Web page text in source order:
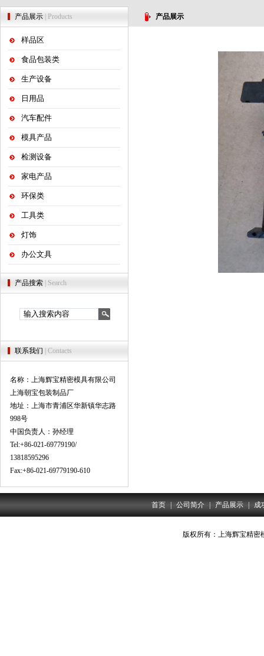
产品展示 | Products
样品区
食品包装类
生产设备
日用品
汽车配件
模具产品
检测设备
家电产品
环保类
工具类
灯饰
办公文具
产品搜索 | Search
联系我们 | Contacts
名称：上海辉宝精密模具有限公司
上海朝宝包装制品厂
地址：上海市青浦区华新镇华志路
998号
中国负责人：孙经理
Tel:+86-021-69779190/
13818595296
Fax:+86-021-69779190-610
产品展示
首页 公司简介 产品展示 成
版权所有：上海辉宝精密